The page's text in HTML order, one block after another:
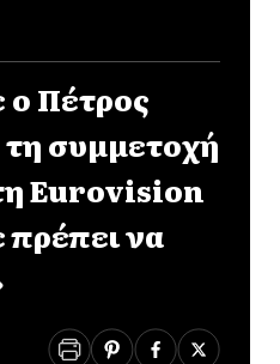
Πέτρος
τη συμμετοχή
Eurovision
πρέπει να